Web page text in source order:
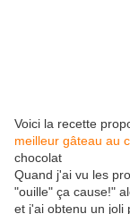
Voici la recette
meilleur gâteau au
chocolat
Quand j'ai vu les
"ouille" ça cause!"
et j'ai obtenu un joli